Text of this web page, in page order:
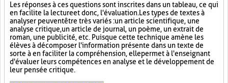
Les réponses à ces questions sont inscrites dans un tableau, ce qui
en facilite la lecture et donc, l'évaluation. Les types de textes à
analyser peuvent être très variés : un article scientifique, une
analyse critique, un article de journal, un poème, un extrait de
roman, une publicité, etc. Puisque cette technique amène les
élèves à décomposer l'information présente dans un texte de
sorte à en faciliter la compréhension, elle permet à l'enseignant
d'évaluer leurs compétences en analyse et le développement de
leur pensée critique.